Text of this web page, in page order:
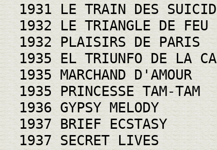
1931 LE TRAIN DES
1932 LE TRIANGLE DE FEU
1932 PLAISIRS DE PARIS
1935 EL TRIUNFO DE LA
1935 MARCHAND D'AMOUR
1935 PRINCESSE TAM-TAM
1936 GYPSY MELODY
1937 BRIEF ECSTASY
1937 SECRET LIVES